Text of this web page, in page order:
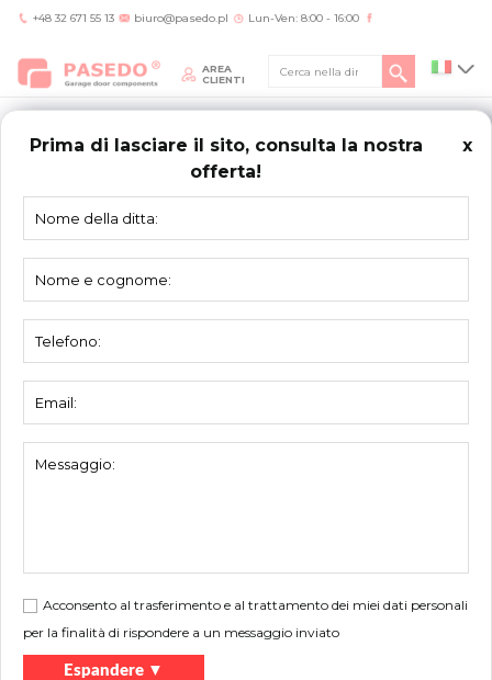
+48 32 671 55 13 biuro@pasedo.pl Lun-Ven: 8:00 - 16:00
AREA
CLIENTI
Prima di lasciare il sito, consulta la nostra
offerta!
x
Acconsento al trasferimento e al trattamento dei miei dati personali
per la finalità di rispondere a un messaggio inviato
Espandere ▼
Home/Prodotti/Sistema di ristrutturazione
di ristrutturazione 7885EPS-REN
SISTEMA
ristrutturazione 7885EPS-REN
Unità:
pezzo
Imballo:
Volantino: